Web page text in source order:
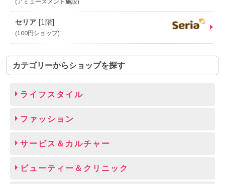
セリア [1階]
100円ショップ
カテゴリーからショップを探す
ライフスタイル
ファッション
サービス＆カルチャー
ビューティー＆クリニック